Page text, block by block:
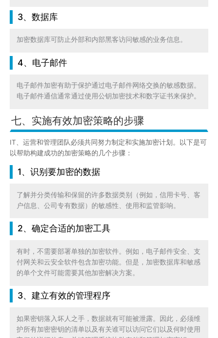
3、数据库
加密数据库可防止外部和内部黑客访问敏感的业务信息。
4、电子邮件
电子邮件加密有助于保护通过电子邮件网络交换的敏感数据。
电子邮件通信通常通过使用公钥加密技术和数字证书来保护。
七、实施有效加密策略的步骤
IT、运营和管理团队必须共同努力制定和实施加密计划。以下是可
以帮助构建成功的加密策略的几个步骤：
1、识别要加密的数据
了解并分类传输和保留的许多数据类别（例如，信用卡号、客
户信息、公司专有数据）的敏感性、使用和监管影响。
2、确定合适的加密工具
有时，不需要部署单独的加密软件。例如，电子邮件安全、支
付网关和云安全软件包含加密功能。但是，加密数据库和敏感
的单个文件可能需要其他加密解决方案。
3、建立有效的管理程序
如果密钥落入坏人之手，数据就有可能被泄露。因此，必须维
护所有加密密钥的清单以及有关谁可以访问它们以及何时使用